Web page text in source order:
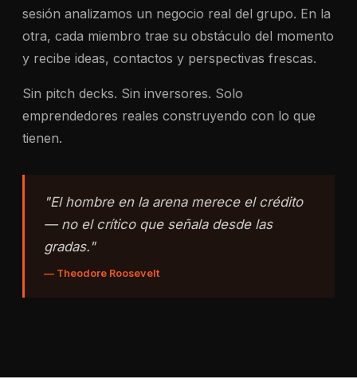
sesión analizamos un negocio real del grupo. En la
otra, cada miembro trae su obstáculo del momento
y recibe ideas, contactos y perspectivas frescas.
Sin pitch decks. Sin inversores. Solo
emprendedores reales construyendo con lo que
tienen.
"El hombre en la arena merece el crédito
— no el crítico que señala desde las
gradas."
— Theodore Roosevelt